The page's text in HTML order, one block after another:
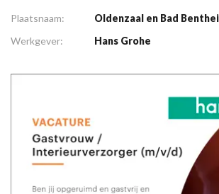
Plaatsnaam:
Oldenzaal en Bad
Werkgever:
Hans Grohe